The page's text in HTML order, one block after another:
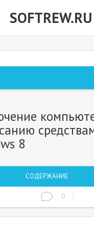
SOFTREW.RU
8
СОДЕРЖАНИЕ
0